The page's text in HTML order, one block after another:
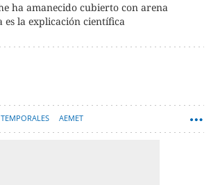
ha amanecido cubierto con arena
es la explicación científica
TEMPORALES AEMET